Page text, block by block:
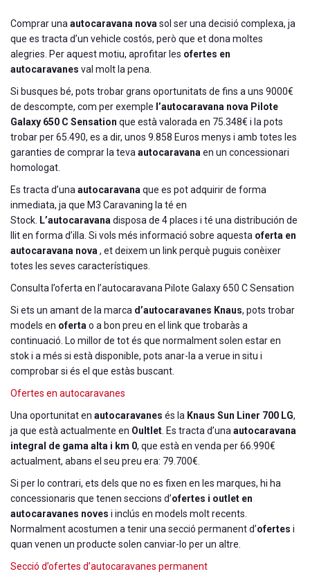
Comprar una autocaravana nova sol ser una decisió complexa, ja
que es tracta d’un vehicle costós, però que et dona moltes
alegries. Per aquest motiu, aprofitar les ofertes en
autocaravanes val molt la pena.
Si busques bé, pots trobar grans oportunitats de fins a uns 9000€
de descompte, com per exemple l’autocaravana nova Pilote
Galaxy 650 C Sensation que està valorada en 75.348€ i la pots
trobar per 65.490, es a dir, unos 9.858 Euros menys i amb totes les
garanties de comprar la teva autocaravana en un concessionari
homologat.
Es tracta d’una autocaravana que es pot adquirir de forma
inmediata, ja que M3 Caravaning la té en
Stock. L’autocaravana disposa de 4 places i té una distribución de
llit en forma d’illa. Si vols més informació sobre aquesta oferta en
autocaravana nova , et deixem un link perquè puguis conèixer
totes les seves característiques.
Consulta l’oferta en l’autocaravana Pilote Galaxy 650 C Sensation
Si ets un amant de la marca d’autocaravanes Knaus, pots trobar
models en oferta o a bon preu en el link que trobaràs a
continuació. Lo millor de tot és que normalment solen estar en
stok i a més si està disponible, pots anar-la a verue in situ i
comprobar si és el que estàs buscant.
Ofertes en autocaravanes
Una oportunitat en autocaravanes és la Knaus Sun Liner 700 LG,
ja que està actualmente en Oultlet . Es tracta d’una autocaravana
integral de gama alta i km 0, que està en venda per 66.990€
actualment, abans el seu preu era: 79.700€.
Si per lo contrari, ets dels que no es fixen en les marques, hi ha
concessionaris que tenen seccions d’ofertes i outlet en
autocaravanes noves i inclús en models molt recents.
Normalment acostumen a tenir una secció permanent d’ofertes i
quan venen un producte solen canviar-lo per un altre.
Secció d’ofertes d’autocaravanes permanent